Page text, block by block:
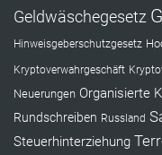
Geldwäschegesetz
Hinweisgeberschutzgesetz
Kryptoverwahrgeschäft
Neuerungen Organisierte
Rundschreiben Russland
Steuerhinterziehung